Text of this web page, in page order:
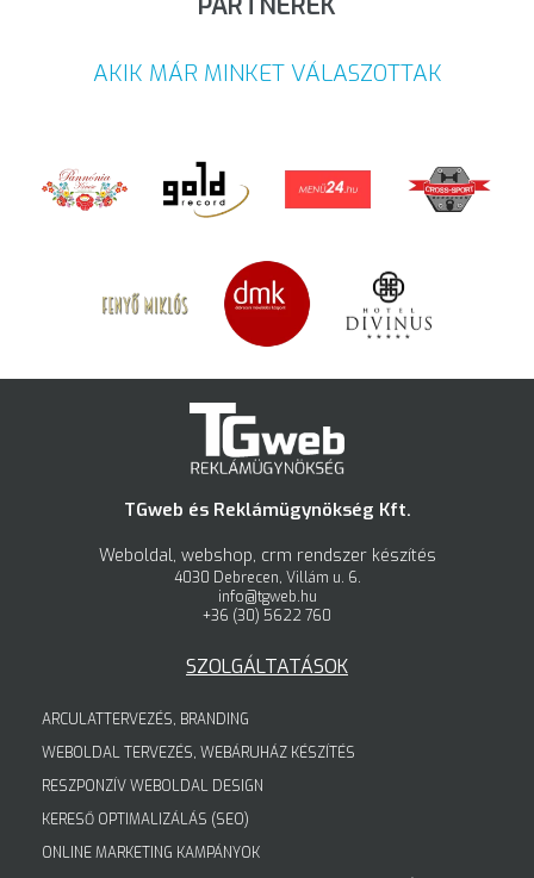
AKIK MÁR MINKET VÁLASZOTTAK
TGweb és Reklámügynökség Kft.
Weboldal, webshop, crm rendszer készítés
4030 Debrecen, Villám u. 6.
info@tgweb.hu
+36 (30) 5622 760
SZOLGÁLTATÁSOK
ARCULATTERVEZÉS, BRANDING
WEBOLDAL TERVEZÉS, WEBÁRUHÁZ KÉSZÍTÉS
RESZPONZÍV WEBOLDAL DESIGN
KERESŐ OPTIMALIZÁLÁS (SEO)
ONLINE MARKETING KAMPÁNYOK